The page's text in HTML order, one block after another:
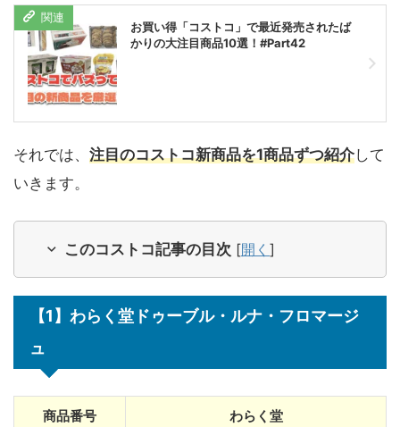
お買い得「コストコ」で最近発売されたば
かりの大注目商品10選！#Part42
それでは、 注目のコストコ新商品を1商品ずつ紹介して
いきます。
このコストコ記事の目次 [開く ]
【1】わらく堂ドゥーブル・ルナ・フロマージ
ュ
商品番号
わらく堂